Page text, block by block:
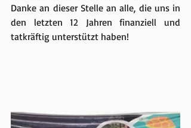
Danke an dieser Stelle an alle, die uns in
den letzten 12 Jahren finanziell und
tatkräftig unterstützt haben!